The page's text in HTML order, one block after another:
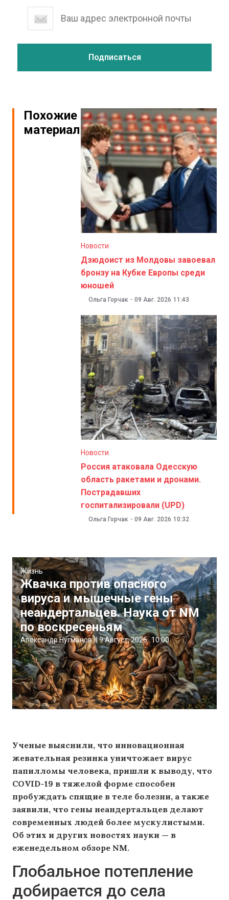
Похожие
материалы
Новости
Дзюдоист из Молдовы завоевал
бронзу на Кубке Европы среди
юношей
Ольга Горчак - 09 Авг. 2026 11:43
Новости
Россия атаковала Одесскую
область ракетами и дронами.
Пострадавших
госпитализировали (UPD)
Ольга Горчак - 09 Авг. 2026 10:32
Жизнь
Жвачка против опасного
вируса и мышечные гены
неандертальцев. Наука от NM
по воскресеньям
Александр Нугманов | 9 Август, 2026 10:00
Ученые выяснили, что инновационная
жевательная резинка уничтожает вирус
папилломы человека, пришли к выводу, что
COVID-19 в тяжелой форме способен
пробуждать спящие в теле болезни, а также
заявили, что гены неандертальцев делают
современных людей более мускулистыми.
Об этих и других новостях науки — в
еженедельном обзоре NM.
Глобальное потепление
добирается до села